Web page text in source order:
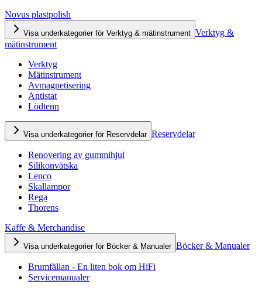
Novus plastpolish
Visa underkategorier för Verktyg & mätinstrument Verktyg &
mätinstrument
Verktyg
Mätinstrument
Avmagnetisering
Antistat
Lödtenn
Visa underkategorier för Reservdelar Reservdelar
Renovering av gummihjul
Silikonvätska
Lenco
Skallampor
Rega
Thorens
Kaffe & Merchandise
Visa underkategorier för Böcker & Manualer Böcker & Manualer
Brumfällan - En liten bok om HiFi
Servicemanualer